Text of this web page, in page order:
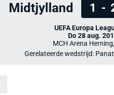
Midtjylland 1 -
UEFA Europa
Do 28 aug.
MCH Arena
Gerelateerde wedstrijd: